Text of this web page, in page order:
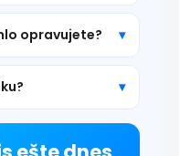
opravujete?